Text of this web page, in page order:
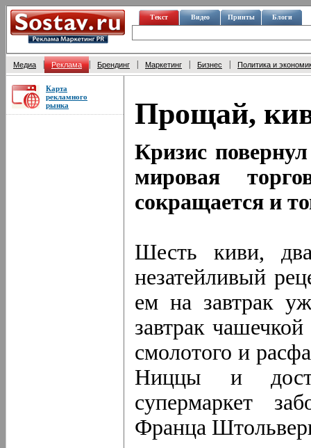
Текст Видео Принты Блоги
Медиа Реклама Брендинг Маркетинг Бизнес Политика и
Карта
рекламного
рынка
Прощай,
Кризис
мировая
сокращается и
Шесть киви,
незатейливый
ем на завтрак
завтрак
смолотого и
Ниццы и
супермаркет
Франца